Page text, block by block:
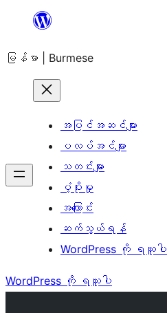
အကြောင်းအရာ
ကျော်သွား
မြန်မာ | Burmese
အပြင်အဆင်များ
ပလပ်အင်များ
သတင်းများ
ပံ့ပိုးမှု
အကြောင်း
ဆက်သွယ်ရန်
WordPress ကို ရယူပါ
WordPress ကို ရယူပါ